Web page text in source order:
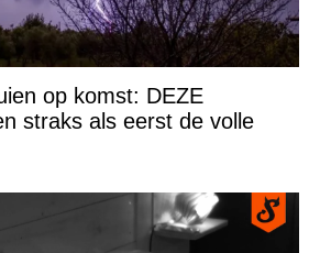
op komst: DEZE
straks als eerst de volle